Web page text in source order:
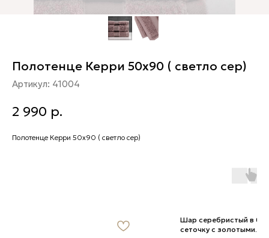
Полотенце Керри 50х90 ( светло сер)
Артикул: 41004
2 990 р.
Полотенце Керри 50х90 ( светло сер)
Шар серебристый в
сеточку с золотыми